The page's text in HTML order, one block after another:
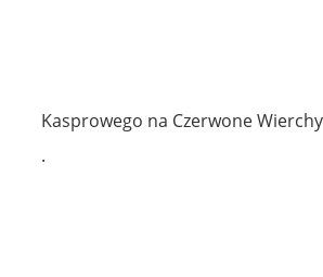
Kasprowego na Czerwone Wierchy
.